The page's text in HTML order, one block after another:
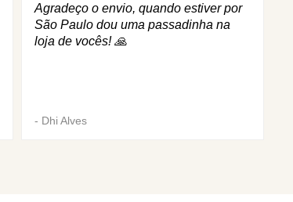
Agradeço o envio, quando estiver por
São Paulo dou uma passadinha na
loja de vocês! 🙏
- Dhi Alves